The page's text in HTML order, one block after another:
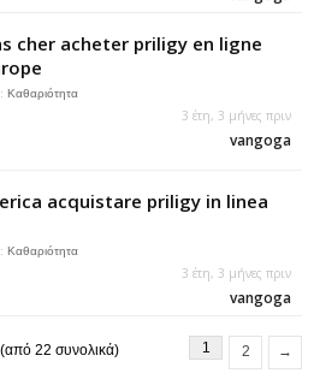
cher acheter priligy en ligne
Καθαριότητα
3 έτη, 3 μήνες πριν
vangoga
acquistare priligy in linea
Καθαριότητα
3 έτη, 3 μήνες πριν
vangoga
22 συνολικά) 1 2 →